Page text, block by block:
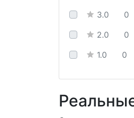
3.0
0
2.0
0
1.0
0